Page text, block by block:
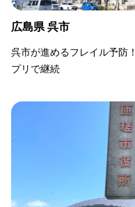
広島県 呉市
呉市が進めるフレイル予防
プリで継続